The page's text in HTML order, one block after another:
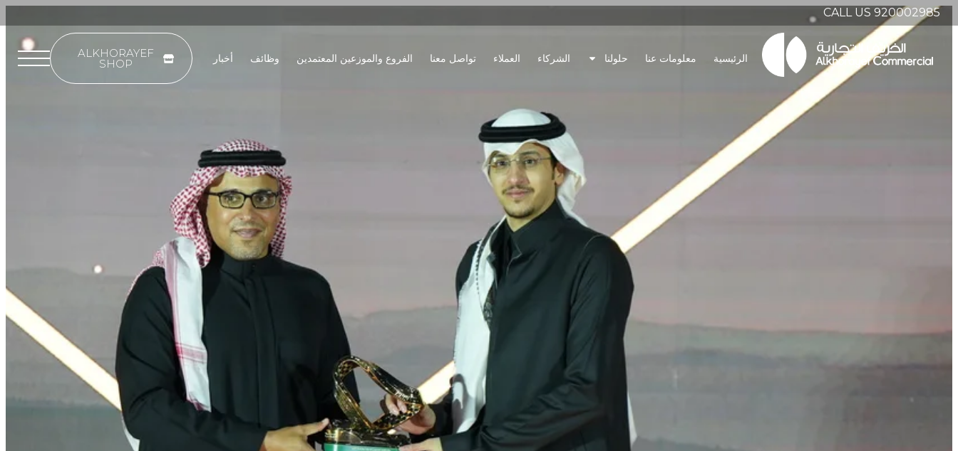
CALL US 920002985
الرئيسية معلومات عنا حلولنا الشركاء العملاء تواصل معنا الفروع والموزعين المعتمدين وظائف أخبار ALKHORAYEF
SHOP